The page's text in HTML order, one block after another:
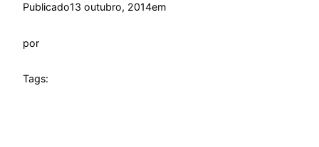
Publicado13 outubro, 2014em
por
Tags: